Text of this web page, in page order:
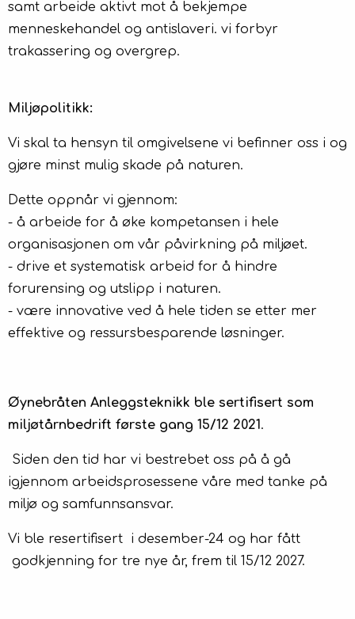
samt arbeide aktivt mot å bekjempe
menneskehandel og antislaveri. vi forbyr
trakassering og overgrep.
Miljøpolitikk:
Vi skal ta hensyn til omgivelsene vi befinner oss i og
gjøre minst mulig skade på naturen.
Dette oppnår vi gjennom:
- å arbeide for å øke kompetansen i hele
organisasjonen om vår påvirkning på miljøet.
- drive et systematisk arbeid for å hindre
forurensing og utslipp i naturen.
- være innovative ved å hele tiden se etter mer
effektive og ressursbesparende løsninger.
Øynebråten Anleggsteknikk ble sertifisert som
miljøtårnbedrift første gang 15/12 2021.
Siden den tid har vi bestrebet oss på å gå
igjennom arbeidsprosessene våre med tanke på
miljø og samfunnsansvar.
Vi ble resertifisert i desember-24 og har fått
godkjenning for tre nye år, frem til 15/12 2027.